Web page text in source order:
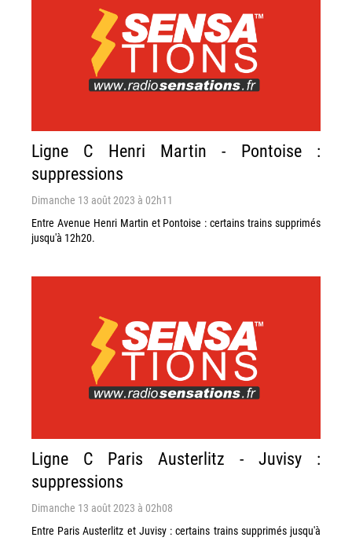
Ligne C Henri Martin - Pontoise :
suppressions
Dimanche 13 août 2023 à 02h11
Entre Avenue Henri Martin et Pontoise : certains trains supprimés
jusqu'à 12h20.
Ligne C Paris Austerlitz - Juvisy :
suppressions
Dimanche 13 août 2023 à 02h08
Entre Paris Austerlitz et Juvisy : certains trains supprimés jusqu'à